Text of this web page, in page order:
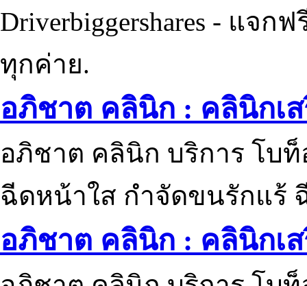
Driverbiggershares - แจก
ทุกค่าย.
อภิชาต คลินิก : คลินิกเ
อภิชาต คลินิก บริการ โบ
ฉีดหน้าใส กำจัดขนรักแร้
อภิชาต คลินิก : คลินิกเ